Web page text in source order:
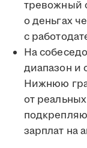
тревожный
о деньгах
с
На
диапазон и
Нижнюю
от
зарплат на